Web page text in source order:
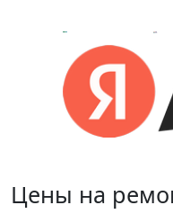
Цены на